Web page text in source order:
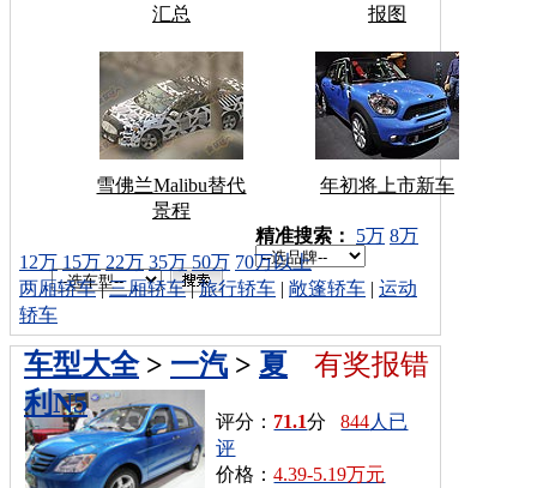
汇总
报图
雪佛兰Malibu替代
景程
年初将上市新车
车型搜索：
精准搜索： 5万 8万
12万 15万 22万 35万 50万 70万以上
两厢轿车|三厢轿车|旅行轿车 | 敞篷轿车 | 运动
轿车
有奖报错
车型大全> 一汽 > 夏
利N5
评分： 71.1分844人已
评
价格：4.39-5.19万元